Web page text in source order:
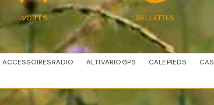
ACCESSOIRES RADIO ALTI VARIO GPS CALE PIEDS